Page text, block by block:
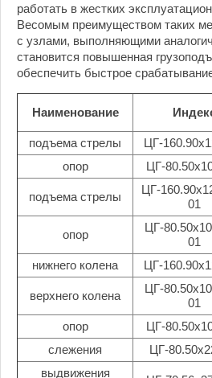
работать в жестких
Весомым преимуществом таких
с узлами, выполняющими
становится повышенная
обеспечить быстрое
Наименование
подъема стрелы
ЦГ-
опор
ЦГ-
подъема стрелы
ЦГ-
01
опор
ЦГ-
01
нижнего колена ЦГ-
верхнего колена
ЦГ-
01
опор ЦГ-
слежения
ЦГ-
выдвижения